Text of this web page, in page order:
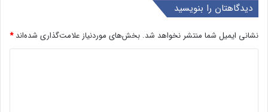
دیدگاهتان را بنویسید
نشانی ایمیل شما منتشر نخواهد شد. بخش‌های موردنیاز علامت‌گذاری شده‌اند*